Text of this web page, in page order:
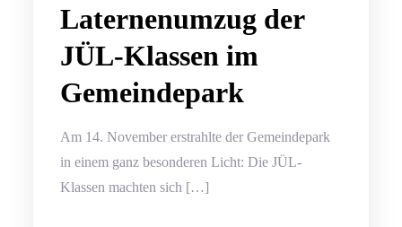
Laternenumzug der
JÜL-Klassen im
Gemeindepark
Am 14. November erstrahlte der Gemeindepark
in einem ganz besonderen Licht: Die JÜL-
Klassen machten sich […]